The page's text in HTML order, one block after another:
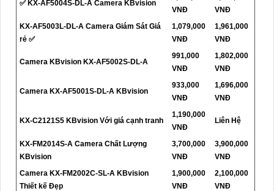
✅ KX-AF5004S-DL-A Camera KBvision
VNĐ
VNĐ
KX-AF5003L-DL-A Camera Giám Sát Giá
rẻ ✅
1,079,000
VNĐ
1,961,000
VNĐ
Camera KBvision KX-AF5002S-DL-A
991,000
VNĐ
1,802,000
VNĐ
Camera KX-AF5001S-DL-A KBvision
933,000
VNĐ
1,696,000
VNĐ
KX-C2121S5 KBvision Với giá cạnh tranh
1,190,000
VNĐ
Liên Hệ
KX-FM2014S-A Camera Chất Lượng
KBvision
3,700,000
VNĐ
3,900,000
VNĐ
Camera KX-FM2002C-SL-A KBvision
Thiết kế Đẹp
1,900,000
VNĐ
2,100,000
VNĐ